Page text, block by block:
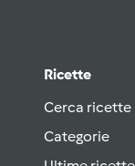
Ricette
Cerca ricette
Categorie